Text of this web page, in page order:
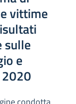
vittime
sulle
e